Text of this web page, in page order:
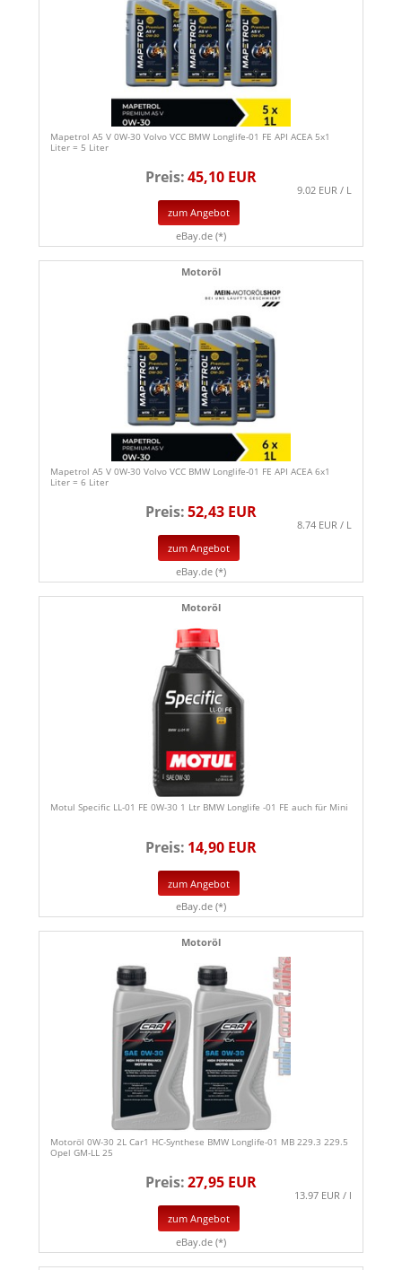
Mapetrol A5 V 0W-30 Volvo VCC BMW Longlife-01 FE API ACEA 5x1
Liter = 5 Liter
Preis:45,10 EUR
9.02 EUR / L
zum Angebot
eBay.de (*)
Motoröl
Mapetrol A5 V 0W-30 Volvo VCC BMW Longlife-01 FE API ACEA 6x1
Liter = 6 Liter
Preis:52,43 EUR
8.74 EUR / L
zum Angebot
eBay.de (*)
Motoröl
Motul Specific LL-01 FE 0W-30 1 Ltr BMW Longlife -01 FE auch für Mini
Preis: 14,90 EUR
zum Angebot
eBay.de (*)
Motoröl
Motoröl 0W-30 2L Car1 HC-Synthese BMW Longlife-01 MB 229.3 229.5
Opel GM-LL 25
Preis:27,95 EUR
13.97 EUR / l
zum Angebot
eBay.de (*)